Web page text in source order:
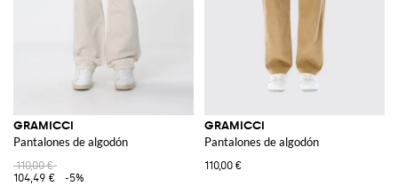
GRAMICCI
Pantalones de algodón
110,00 €
104,49 €
-5%
GRAMICCI
Pantalones de algodón
110,00 €